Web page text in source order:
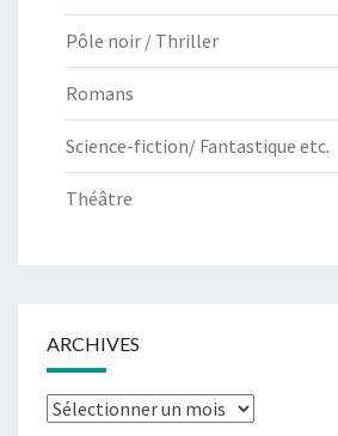
Pôle noir / Thriller
Romans
Science-fiction/ Fantastique etc.
Théâtre
ARCHIVES
Archives